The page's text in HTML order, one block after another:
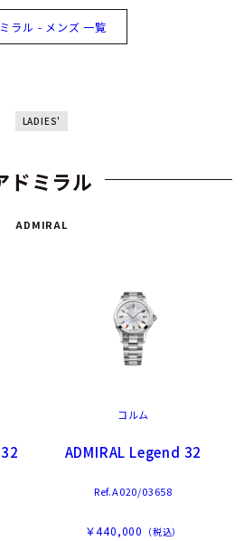
ラル - メンズ 一覧
LADIES'
ドミラル
ADMIRAL
コルム
ADMIRAL Legend 32
Ref.A020/03658
￥440,000 （税込）